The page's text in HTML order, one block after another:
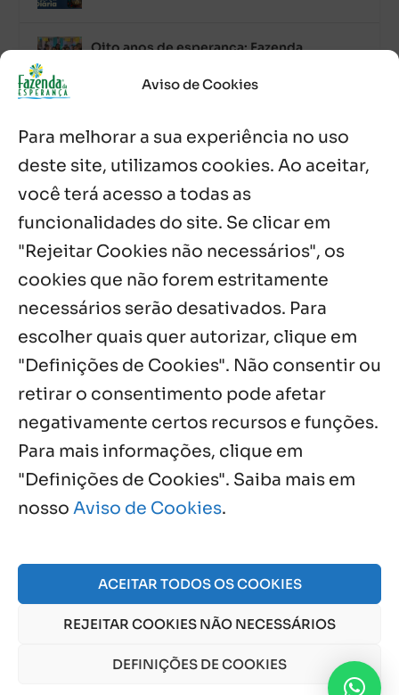
Aviso de Cookies
Para melhorar a sua experiência no uso
deste site, utilizamos cookies. Ao aceitar,
você terá acesso a todas as
funcionalidades do site. Se clicar em
"Rejeitar Cookies não necessários", os
cookies que não forem estritamente
necessários serão desativados. Para
escolher quais quer autorizar, clique em
"Definições de Cookies". Não consentir ou
retirar o consentimento pode afetar
negativamente certos recursos e funções.
Para mais informações, clique em
"Definições de Cookies". Saiba mais em
nosso Aviso de Cookies.
ACEITAR TODOS OS COOKIES
REJEITAR COOKIES NÃO NECESSÁRIOS
DEFINIÇÕES DE COOKIES
Oito anos de esperança: Fazenda
com missa e festa
Boletim JULHO de 2026 – Centro Infantil
Chitaitai
6 ago, 2026
Palavra Diária (06/08/2026)
Notícias por Categoria
Agosto, 2026
da Esperança. CNPJ: 48555775000150 |
Aviso de Cookies
eAviso de Privacidade